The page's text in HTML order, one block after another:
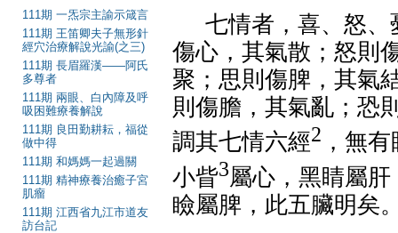
111期 一炁宗主諭示箴言
111期 王笛卿夫子無形針
經穴治療解說光諭(之三)
111期 長眉羅漢——阿氏
多尊者
111期 兩眼、白內障及呼
吸困難療養解說
111期 良田勤耕耘，福從
做中得
111期 和媽媽一起過關
111期 精神療養治癒子宮
肌瘤
111期 江西省九江市道友
訪台記
七情者，喜、怒
傷心，其氣散；怒則
聚；思則傷脾，其氣
則傷膽，其氣亂；恐
調其七情六經2 ，無
小眥3屬心，黑睛屬
瞼屬脾，此五臟明矣